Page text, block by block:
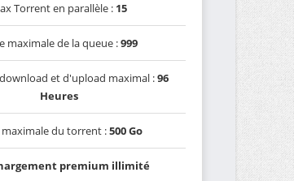
Torrent en parallèle : 15
maximale de la queue :999
et d'upload maximal :96
Heures
maximale du torrent :500 Go
premium illimité